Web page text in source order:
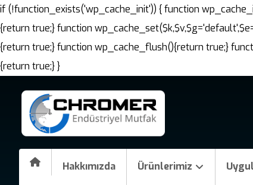
if (!function_exists('wp_cache_init')) { function
{return true;} function
{return true;} function wp_cache_flush(){return true;}
{return true;} }
Hakkımızda Ürünlerimiz